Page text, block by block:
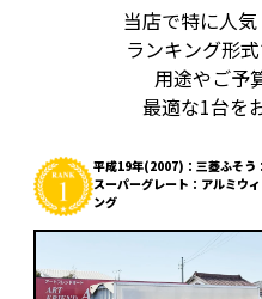
当店で特に人
ランキング形式
用途やご予
最適な1台を
平成19年(2007)：三菱ふそう：
スーパーグレート：アルミウィ
ング